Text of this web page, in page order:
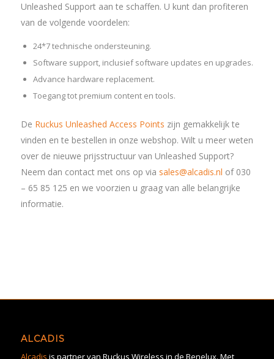
Unleashed Support aan te schaffen. U kunt dan profiteren
van de volgende voordelen:
24*7 technische ondersteuning.
Software support, inclusief software updates en upgrades.
Advance hardware replacement.
Toegang tot premium content en tools.
De Ruckus Unleashed Access Points zijn gemakkelijk te
vinden en te bestellen in onze webshop. Wilt u meer weten
over de nieuwe prijsstructuur van Unleashed Support?
Neem dan contact met ons op via sales@alcadis.nl of 030
– 65 85 125 en we voorzien u graag van alle belangrijke
informatie.
ALCADIS
Alcadis is partner van Ruckus Wireless in de Benelux. Met